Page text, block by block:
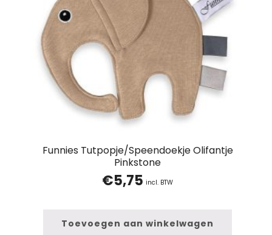
Funnies Tutpopje/Speendoekje Olifantje
Pinkstone
€5,75 incl. BTW
Toevoegen aan winkelwagen